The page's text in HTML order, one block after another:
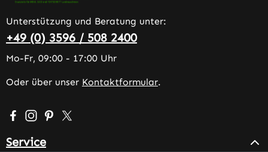
Unterstützung und Beratung unter:
+49 (0) 3596 / 508 2400
Mo-Fr, 09:00 - 17:00 Uhr
Oder über unser Kontaktformular.
Besuche uns auf Facebook – öffnet in neuem Tab
Schau auf Instagram vorbei – öffnet in neuem Tab
Lass dich auf Pinterest inspirieren – öffnet in
Folge uns auf X – öffnet in neuem Tab
Service